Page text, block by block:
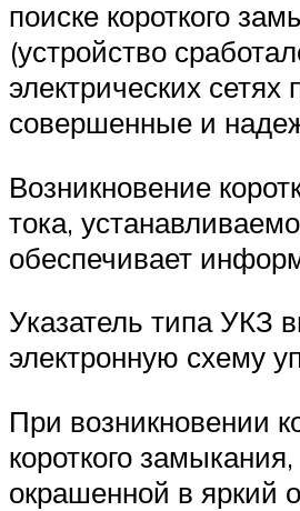
поиске короткого
(устройство
электрических
совершенные и
Возникновение
тока,
обеспечивает
Указатель типа УКЗ
электронную схему
При возникновении
короткого
окрашенной в яркий